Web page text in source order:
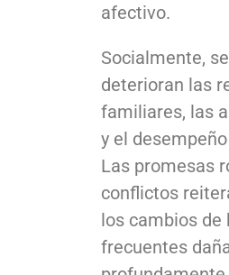
afectivo.
Socialmente, se
deterioran las
familiares, las
y el
Las promesas
conflictos
los cambios de
frecuentes